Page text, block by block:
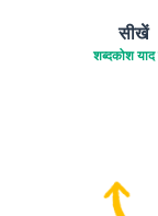
सीखें
शब्दकोश